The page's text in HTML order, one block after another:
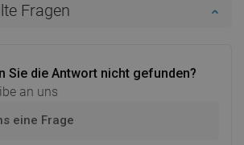
Fragen
Sie die Antwort nicht gefunden?
an uns
eine Frage